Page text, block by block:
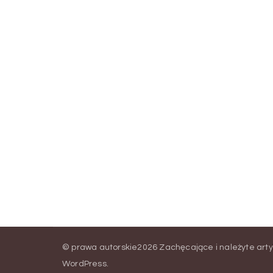
© prawa autorskie2026 Zachęcające i należyte
WordPress.